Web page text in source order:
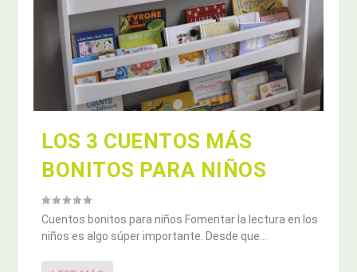
LOS 3 CUENTOS MÁS
BONITOS PARA NIÑOS
Cuentos bonitos para niños Fomentar la lectura en los
niños es algo súper importante. Desde que...